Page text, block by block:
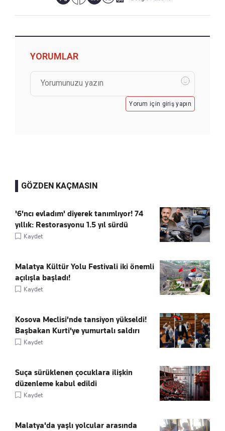
YORUMLAR
Yorum için giriş yapın
GÖZDEN KAÇMASIN
'6'ncı evladım' diyerek tanımlıyor! 74
yıllık: Restorasyonu 1.5 yıl sürdü
Kaydet
Malatya Kültür Yolu Festivali iki önemli
açılışla başladı!
Kaydet
Kosova Meclisi'nde tansiyon yükseldi!
Başbakan Kurti'ye yumurtalı saldırı
Kaydet
Suça sürüklenen çocuklara ilişkin
düzenleme kabul edildi
Kaydet
Malatya'da yaşlı yolcular arasında